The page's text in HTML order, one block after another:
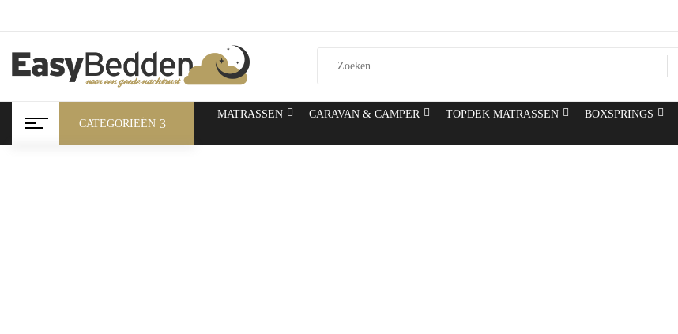
CATEGORIEËN
MATRASSEN CARAVAN & CAMPER TOPDEK MATRASSEN BOXSPRINGS